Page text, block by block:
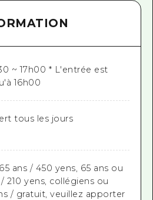
~ 17h00 * L'entrée est
16h00
tous les jours
ans / 450 yens, 65 ans ou
210 yens, collégiens ou
/ gratuit, veuillez apporter